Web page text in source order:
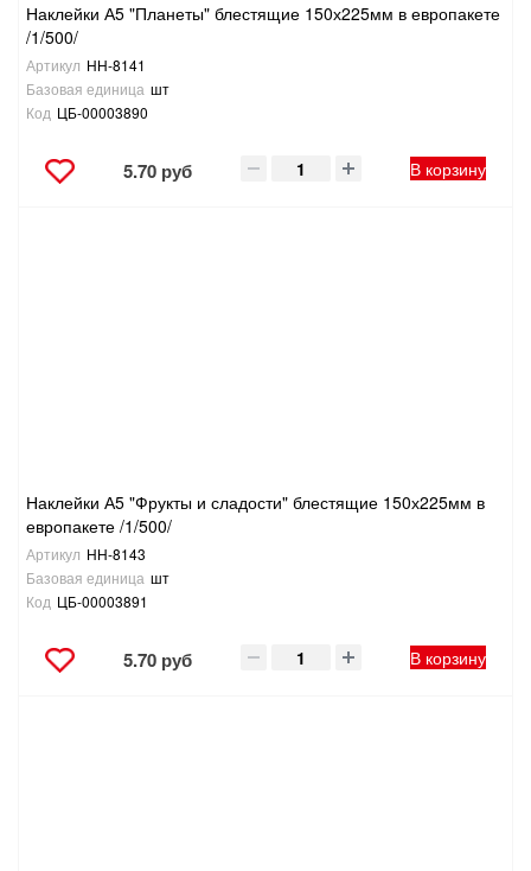
Наклейки А5 "Планеты" блестящие 150х225мм в европакете
/1/500/
Артикул НН-8141
Базовая единица шт
Код ЦБ-00003890
5.70 руб В корзину
Наклейки А5 "Фрукты и сладости" блестящие 150х225мм в
европакете /1/500/
Артикул НН-8143
Базовая единица шт
Код ЦБ-00003891
5.70 руб В корзину